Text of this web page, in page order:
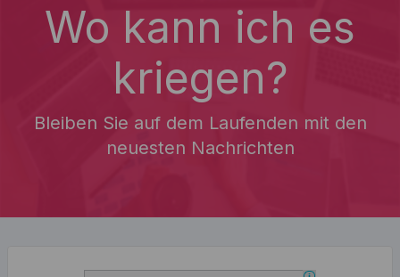
Wo kann ich es
kriegen?
Bleiben Sie auf dem Laufenden mit den
neuesten Nachrichten